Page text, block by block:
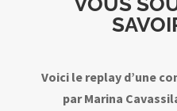
Voici le replay d’une
par Marina